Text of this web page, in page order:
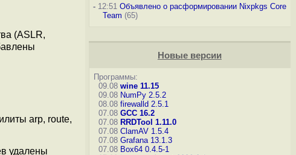
(ASLR,
arp, route,
удалены
-12:51 Объявлено о расформировании Nixpkgs Core
Team (65)
Новые версии
Программы:
09.08 wine 11.15
09.08 NumPy 2.5.2
08.08 firewalld 2.5.1
07.08 GCC 16.2
07.08 RRDTool 1.11.0
07.08 ClamAV 1.5.4
07.08 Grafana 13.1.3
07.08 Box64 0.4.5-1